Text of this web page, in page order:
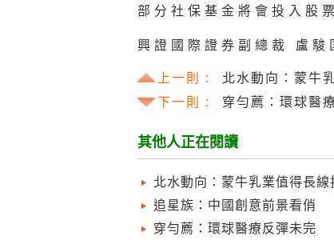
部分社保基金將會投入股
興證國際證券副總裁 盧駿
上一則 :
北水動向：蒙牛
下一則 :
穿勻薦：環球醫
其他人正在閱讀
北水動向：蒙牛乳業值得長線
追星族：中國創意前景看俏
穿勻薦：環球醫療反彈未完